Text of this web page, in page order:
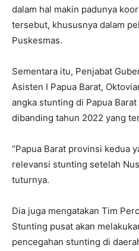
dalam hal makin padunya
tersebut, khususnya dalam
Puskesmas.
Sementara itu, Penjabat
Asisten I Papua Barat,
angka stunting di Papua
dibanding tahun 2022 yang
“Papua Barat provinsi kedua
relevansi stunting setelah
tuturnya.
Dia juga mengatakan Tim
Stunting pusat akan
pencegahan stunting di